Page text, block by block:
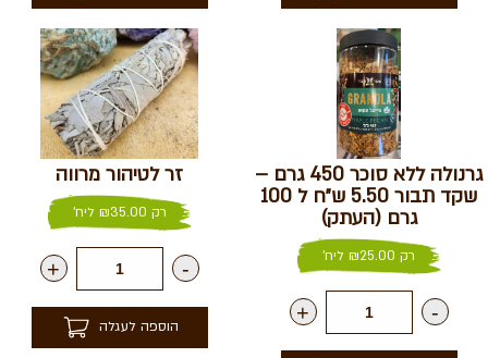
גרנולה ללא סוכר 450 גרם –
שקד תבור 5.50 ש״ח ל 100
גרם (העתק)
רק ₪25.00 ליח'
-
+
זר לטיהור מרווה
רק ₪35.00 ליח'
-
+
הוספה לעגלה